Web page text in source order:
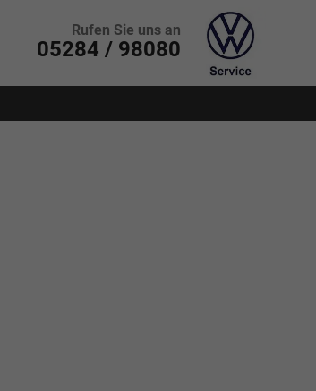
Rufen Sie uns an
05284 / 98080